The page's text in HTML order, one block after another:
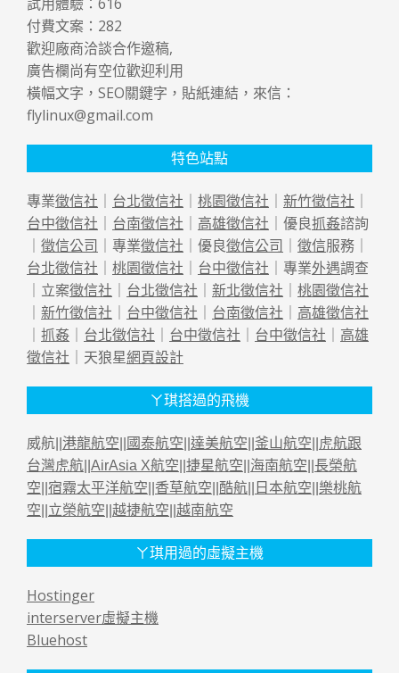
付費文案： 282
歡迎廠商洽談合作邀稿,
廣告欄尚有空位歡迎利用
橫幅文字，SEO關鍵字，貼紙連結，來信：
flylinux@gmail.com
特色站點
專業徵信社 ｜ 台北徵信社 ｜ 桃園徵信社 ｜ 新竹徵信社 ｜
台中徵信社 ｜ 台南徵信社 ｜ 高雄徵信社 ｜優良抓姦諮詢
｜ 徵信公司 ｜專業徵信社 ｜優良徵信公司 ｜ 徵信服務｜
台北徵信社 ｜ 桃園徵信社 ｜ 台中徵信社 ｜專業外遇調查
｜立案徵信社 ｜ 台北徵信社 ｜ 新北徵信社 ｜ 桃園徵信社
｜ 新竹徵信社 ｜ 台中徵信社 ｜ 台南徵信社 ｜ 高雄徵信社
｜ 抓姦 ｜ 台北徵信社 ｜ 台中徵信社 ｜ 台中徵信社 ｜ 高雄
徵信社 ｜天狼星網頁設計
ㄚ琪搭過的飛機
威航|| 港龍航空 國泰航空 達美航空 釜山航空
虎航跟
台灣虎航 AirAsia X航空 捷星航空 海南航空 長榮航
空 宿霧太平洋航空 香草航空 酷航 日本航空 樂桃航
空 立榮航空 越捷航空 越南航空
ㄚ琪用過的虛擬主機
Hostinger
interserver虛擬主機
Bluehost